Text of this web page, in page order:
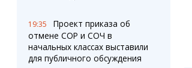
19:35
Проект приказа об
отмене СОР и СОЧ в
начальных классах выставили
для публичного обсуждения